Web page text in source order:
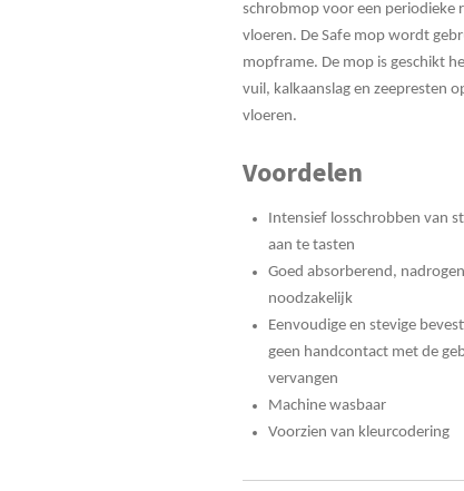
schrobmop voor een periodieke
vloeren. De Safe mop wordt
mopframe. De mop is geschikt
vuil, kalkaanslag en zeepresten
vloeren.
Voordelen
Intensief losschrobben van
aan te tasten
Goed absorberend,
noodzakelijk
Eenvoudige en stevige
geen handcontact met de
vervangen
Machine wasbaar
Voorzien van kleurcodering